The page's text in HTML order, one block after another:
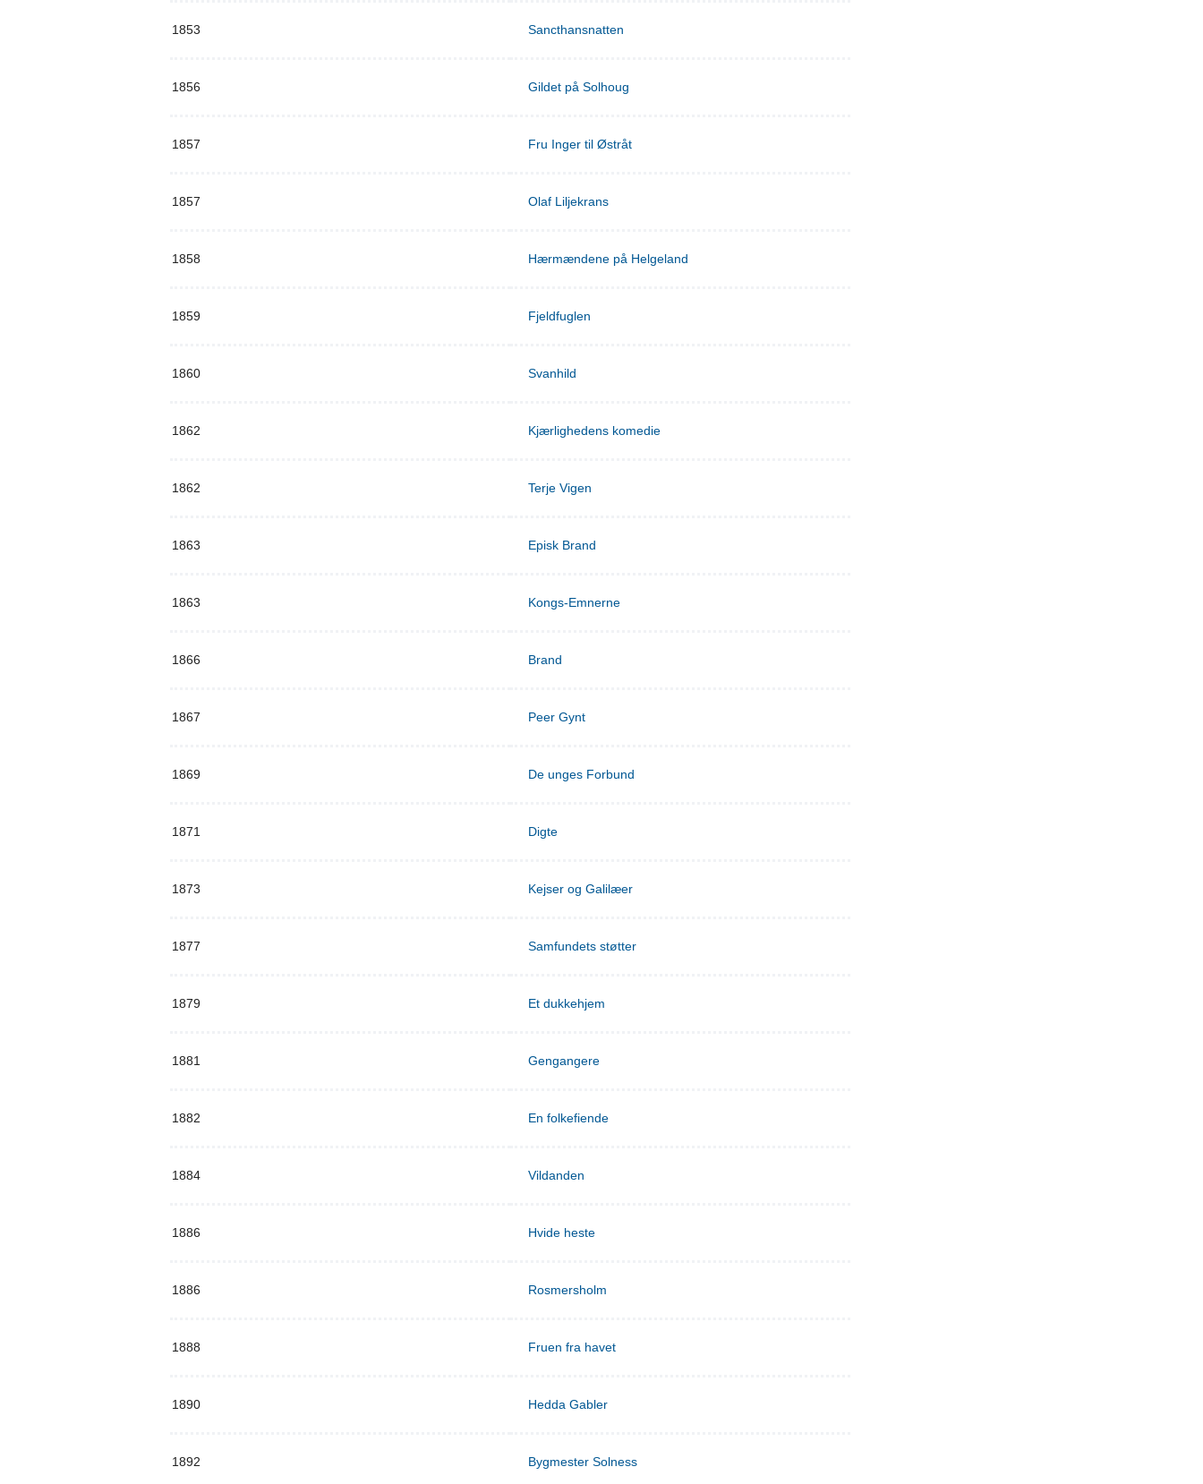
1853 Sancthansnatten
1856 Gildet på Solhoug
1857 Fru Inger til Østråt
1857 Olaf Liljekrans
1858 Hærmændene på Helgeland
1859 Fjeldfuglen
1860 Svanhild
1862 Kjærlighedens komedie
1862 Terje Vigen
1863 Episk Brand
1863 Kongs-Emnerne
1866 Brand
1867 Peer Gynt
1869 De unges Forbund
1871 Digte
1873 Kejser og Galilæer
1877 Samfundets støtter
1879 Et dukkehjem
1881 Gengangere
1882 En folkefiende
1884 Vildanden
1886 Hvide heste
1886 Rosmersholm
1888 Fruen fra havet
1890 Hedda Gabler
1892 Bygmester Solness